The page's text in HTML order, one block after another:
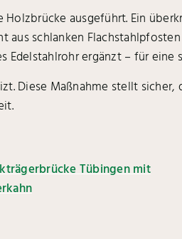
Holzbrücke ausgeführt. Ein
schlanken
ergänzt – für eine
Diese Maßnahme stellt